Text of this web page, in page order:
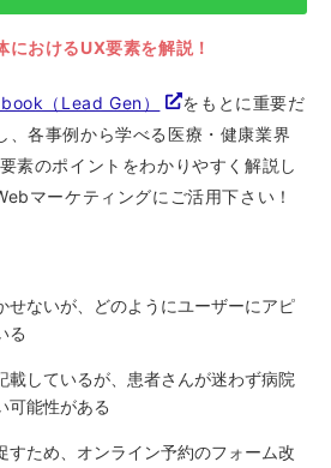
おけるUX要素を解説！
（Lead Gen）
をもとに重要だ
、各事例から学べる医療・健康業界
素のポイントをわかりやすく解説し
マーケティングにご活用下さい！
せないが、どのようにユーザーにアピ
る
載しているが、患者さんが迷わず病院
可能性がある
すため、オンライン予約のフォーム改